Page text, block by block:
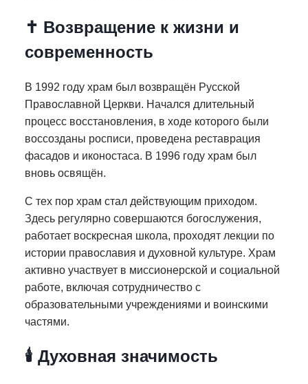
✝ Возвращение к жизни и
современность
В 1992 году храм был возвращён Русской
Православной Церкви. Начался длительный
процесс восстановления, в ходе которого были
воссозданы росписи, проведена реставрация
фасадов и иконостаса. В 1996 году храм был
вновь освящён.
С тех пор храм стал действующим приходом.
Здесь регулярно совершаются богослужения,
работает воскресная школа, проходят лекции по
истории православия и духовной культуре. Храм
активно участвует в миссионерской и социальной
работе, включая сотрудничество с
образовательными учреждениями и воинскими
частями.
🕯 Духовная значимость